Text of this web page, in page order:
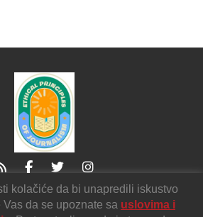
21000 Novi Sad
voicendnv@gmail.com
kolačiće da bi unapredili iskustvo
da se upoznate sa uslovima i